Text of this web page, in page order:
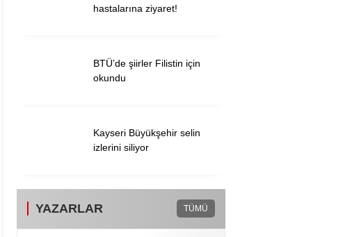
hastalarına ziyaret!
BTÜ’de şiirler Filistin için
okundu
Kayseri Büyükşehir selin
izlerini siliyor
YAZARLAR TÜMÜ